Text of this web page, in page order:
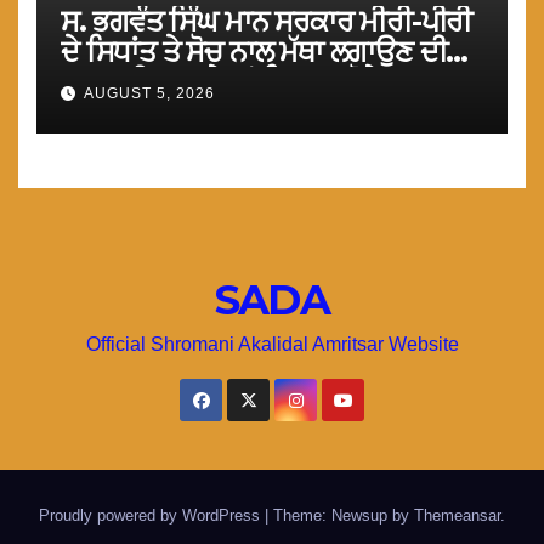
ਸ. ਭਗਵੰਤ ਸਿੰਘ ਮਾਨ ਸਰਕਾਰ ਮੀਰੀ-ਪੀਰੀ
ਦੇ ਸਿਧਾਂਤ ਤੇ ਸੋਚ ਨਾਲ ਮੱਥਾ ਲਗਾਉਣ ਦੀ
ਗੁਸਤਾਖੀ ਨਾ ਕਰੇ ਤਾਂ ਬਿਹਤਰ ਹੋਵੇਗਾ : ਮਾਨ
AUGUST 5, 2026
SADA
Official Shromani Akalidal Amritsar Website
Proudly powered by WordPress Theme: Newsup by Themeansar.